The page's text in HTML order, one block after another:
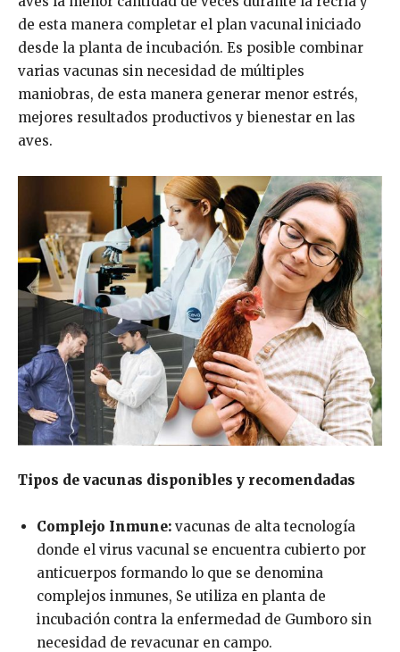
de esta manera completar el plan vacunal iniciado
desde la planta de incubación. Es posible combinar
varias vacunas sin necesidad de múltiples
maniobras, de esta manera generar menor estrés,
mejores resultados productivos y bienestar en las
aves.
Tipos de vacunas disponibles y recomendadas
Complejo Inmune: vacunas de alta tecnología
donde el virus vacunal se encuentra cubierto por
anticuerpos formando lo que se denomina
complejos inmunes, Se utiliza en planta de
incubación contra la enfermedad de Gumboro sin
necesidad de revacunar en campo.